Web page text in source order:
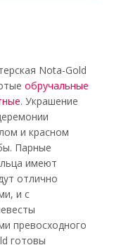
Nota-Gold
обручальные
. Украшение
и красном
Парные
имеют
отлично
и с
превосходного
готовы